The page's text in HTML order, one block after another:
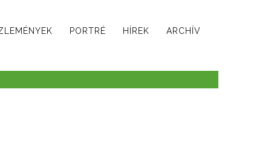
PORTRÉ HÍREK ARCHÍV